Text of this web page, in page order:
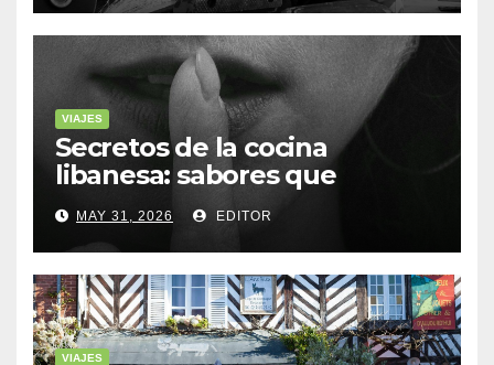
VIAJES
Secretos de la cocina
libanesa: sabores que
cuentan historias
MAY 31, 2026 EDITOR
VIAJES